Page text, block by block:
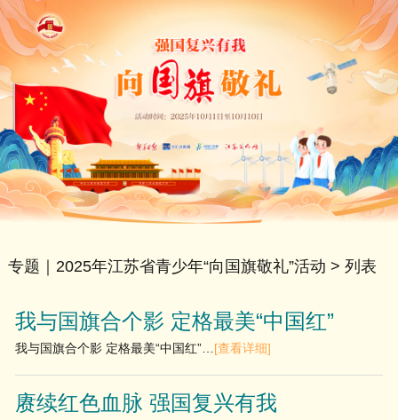
专题｜2025年江苏省青少年“向国旗敬礼”活动 > 列表
我与国旗合个影 定格最美“中国红”
我与国旗合个影 定格最美“中国红”… [查看详细]
赓续红色血脉 强国复兴有我